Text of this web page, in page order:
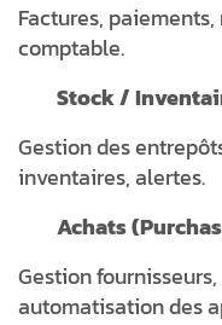
Factures,
comptable.
Stock /
Gestion des
inventaires, alertes.
Achats
Gestion
automatisation des